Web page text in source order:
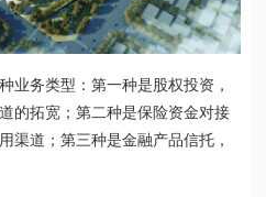
务类型：第一种是股权投资，
的拓宽；第二种是保险资金对接
渠道；第三种是金融产品信托，